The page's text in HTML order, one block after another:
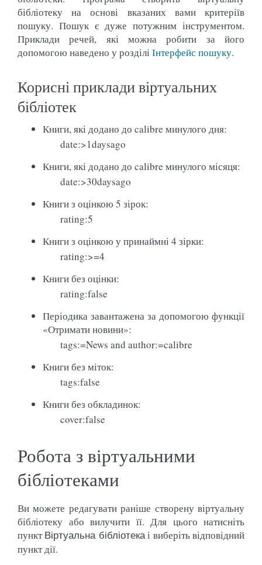
бібліотеку на основі вказаних вами критеріїв
пошуку. Пошук є дуже потужним інструментом.
Приклади речей, які можна робити за його
допомогою наведено у розділіІнтерфейс пошуку.
Корисні приклади віртуальних
бібліотек
Книги, які додано до calibre минулого дня:
date:>1daysago
Книги, які додано до calibre минулого місяця:
date:>30daysago
Книги з оцінкою 5 зірок:
rating:5
Книги з оцінкою у принаймні 4 зірки:
rating:>=4
Книги без оцінки:
rating:false
Періодика завантажена за допомогою функції
«Отримати новини»:
tags:=News and author:=calibre
Книги без міток:
tags:false
Книги без обкладинок:
cover:false
Робота з віртуальними
бібліотеками
Ви можете редагувати раніше створену віртуальну
бібліотеку або вилучити її. Для цього натисніть
пункт Віртуальна бібліотекаі виберіть відповідний
пункт дії.